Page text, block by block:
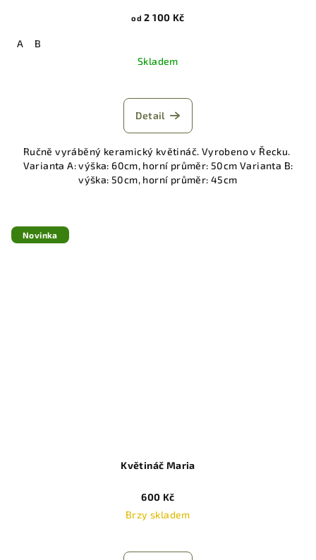
od 2 100 Kč
A
B
Skladem
Detail
Ručně vyráběný keramický květináč. Vyrobeno v Řecku.
Varianta A: výška: 60cm, horní průměr: 50cm Varianta B:
výška: 50cm, horní průměr: 45cm
Novinka
Květináč Maria
600 Kč
Brzy skladem